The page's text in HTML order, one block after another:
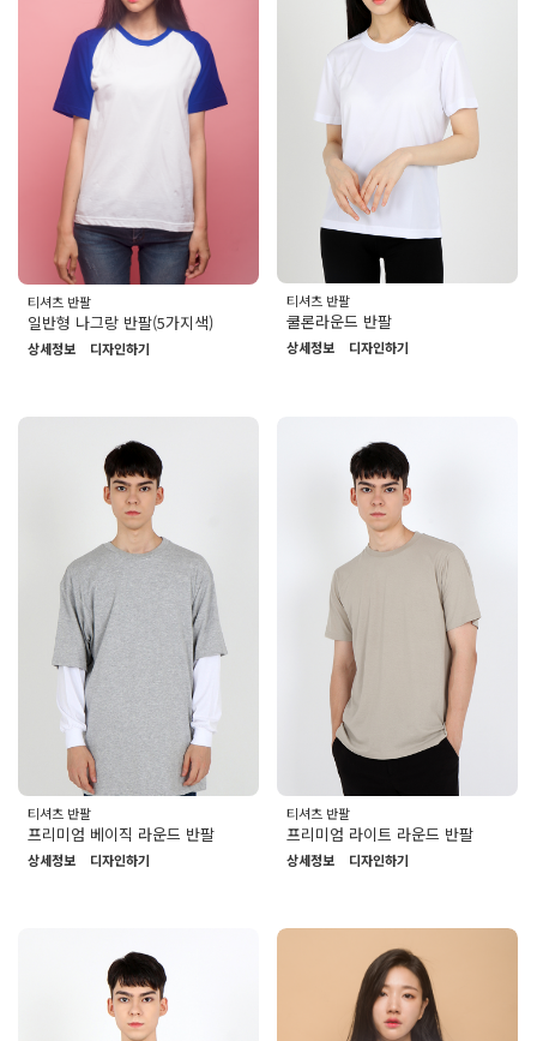
티셔츠 반팔
일반형 나그랑 반팔(5가지색)
상세정보 디자인하기
티셔츠 반팔
쿨론라운드 반팔
상세정보 디자인하기
티셔츠 반팔
프리미엄 베이직 라운드 반팔
상세정보 디자인하기
티셔츠 반팔
프리미엄 라이트 라운드 반팔
상세정보 디자인하기